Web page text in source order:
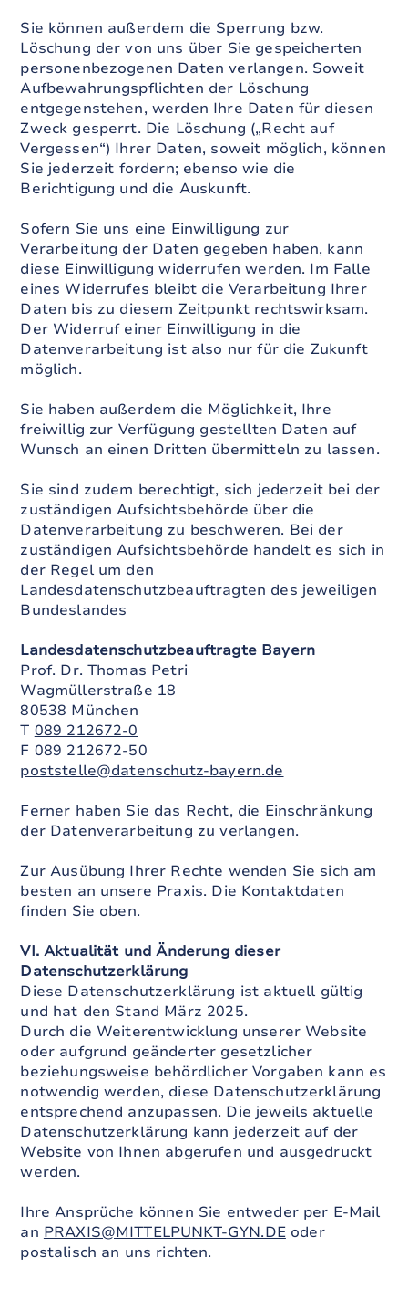
Sie können außerdem die Sperrung bzw.
Löschung der von uns über Sie gespeicherten
personenbezogenen Daten verlangen. Soweit
Aufbewahrungspflichten der Löschung
entgegenstehen, werden Ihre Daten für diesen
Zweck gesperrt. Die Löschung („Recht auf
Vergessen“) Ihrer Daten, soweit möglich, können
Sie jederzeit fordern; ebenso wie die
Berichtigung und die Auskunft.
Sofern Sie uns eine Einwilligung zur
Verarbeitung der Daten gegeben haben, kann
diese Einwilligung widerrufen werden. Im Falle
eines Widerrufes bleibt die Verarbeitung Ihrer
Daten bis zu diesem Zeitpunkt rechtswirksam.
Der Widerruf einer Einwilligung in die
Datenverarbeitung ist also nur für die Zukunft
möglich.
Sie haben außerdem die Möglichkeit, Ihre
freiwillig zur Verfügung gestellten Daten auf
Wunsch an einen Dritten übermitteln zu lassen.
Sie sind zudem berechtigt, sich jederzeit bei der
zuständigen Aufsichtsbehörde über die
Datenverarbeitung zu beschweren. Bei der
zuständigen Aufsichtsbehörde handelt es sich in
der Regel um den
Landesdatenschutzbeauftragten des jeweiligen
Bundeslandes
Landesdatenschutzbeauftragte Bayern
Prof. Dr. Thomas Petri
Wagmüllerstraße 18
80538 München
T 089 212672-0
F 089 212672-50
poststelle@datenschutz-bayern.de
Ferner haben Sie das Recht, die Einschränkung
der Datenverarbeitung zu verlangen.
Zur Ausübung Ihrer Rechte wenden Sie sich am
besten an unsere Praxis. Die Kontaktdaten
finden Sie oben.
VI. Aktualität und Änderung dieser
Datenschutzerklärung
Diese Datenschutzerklärung ist aktuell gültig
und hat den Stand März 2025.
Durch die Weiterentwicklung unserer Website
oder aufgrund geänderter gesetzlicher
beziehungsweise behördlicher Vorgaben kann es
notwendig werden, diese Datenschutzerklärung
entsprechend anzupassen. Die jeweils aktuelle
Datenschutzerklärung kann jederzeit auf der
Website von Ihnen abgerufen und ausgedruckt
werden.
Ihre Ansprüche können Sie entweder per E-Mail
an PRAXIS@MITTELPUNKT-GYN.DEoder
postalisch an uns richten.